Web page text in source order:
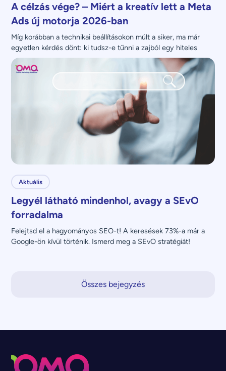
A célzás vége? – Miért a kreatív lett a Meta
Ads új motorja 2026-ban
Míg korábban a technikai beállításokon múlt a siker, ma már
egyetlen kérdés dönt: ki tudsz-e tűnni a zajból egy hiteles
üzenettel?
Aktuális
Legyél látható mindenhol, avagy a SEvO
forradalma
Felejtsd el a hagyományos SEO-t! A keresések 73%-a már a
Google-ön kívül történik. Ismerd meg a SEvO stratégiát!
Összes bejegyzés